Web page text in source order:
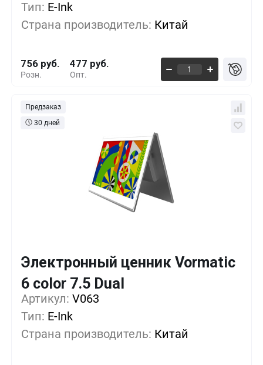
Тип: E-Ink
Страна производитель: Китай
Розн.
756 руб.
Опт.
477 руб.
100+
500+ -30%
Предзаказ
30 дней
Электронный ценник Vormatic
6 color 7.5 Dual
Артикул: V063
Тип: E-Ink
Страна производитель: Китай
1+ 0%
100+
500+ -30%